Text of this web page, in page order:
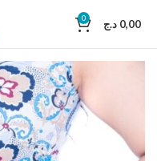
0 0,00 د.ج